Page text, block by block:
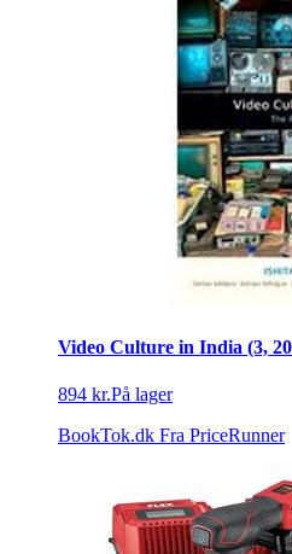
Video Culture in India (3,
894 kr.På lager
BookTok.dk Fra PriceRunner